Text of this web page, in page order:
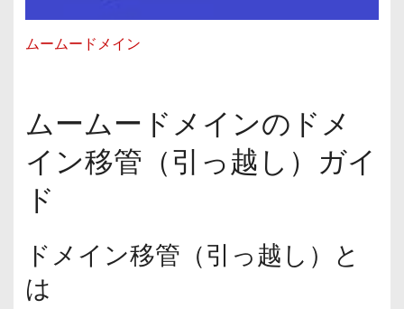
ムームードメイン
ムームードメインのドメ
イン移管（引っ越し）ガイ
ド
ドメイン移管（引っ越し）と
は